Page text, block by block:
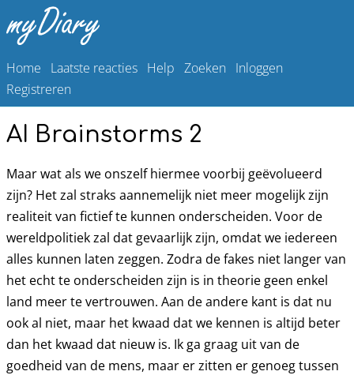
Home Laatste reacties Help Zoeken Inloggen
Registreren
AI Brainstorms 2
Maar wat als we onszelf hiermee voorbij geëvolueerd
zijn? Het zal straks aannemelijk niet meer mogelijk zijn
realiteit van fictief te kunnen onderscheiden. Voor de
wereldpolitiek zal dat gevaarlijk zijn, omdat we iedereen
alles kunnen laten zeggen. Zodra de fakes niet langer van
het echt te onderscheiden zijn is in theorie geen enkel
land meer te vertrouwen. Aan de andere kant is dat nu
ook al niet, maar het kwaad dat we kennen is altijd beter
dan het kwaad dat nieuw is. Ik ga graag uit van de
goedheid van de mens, maar er zitten er genoeg tussen